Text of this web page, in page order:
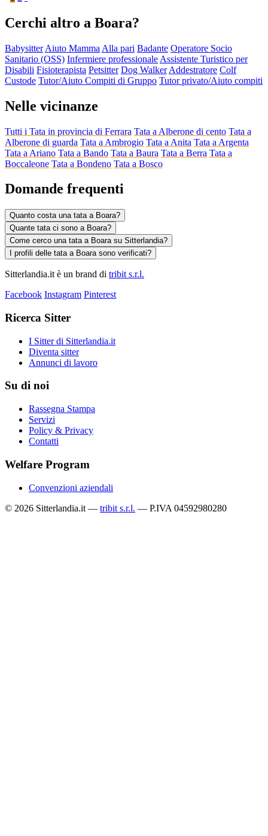
Cerchi altro a Boara?
Babysitter Aiuto Mamma Alla pari Badante Operatore Socio
Sanitario (OSS) Infermiere professionale Assistente Turistico per
Disabili Fisioterapista Petsitter Dog Walker Addestratore Colf
Custode Tutor/Aiuto Compiti di Gruppo Tutor privato/Aiuto compiti
Nelle vicinanze
Tutti i Tata in provincia di Ferrara Tata a Alberone di cento Tata a
Alberone di guarda Tata a Ambrogio Tata a Anita Tata a Argenta
Tata a Ariano Tata a Bando Tata a Baura Tata a Berra Tata a
Boccaleone Tata a Bondeno Tata a Bosco
Domande frequenti
Quanto costa una tata a Boara?
Quante tata ci sono a Boara?
Come cerco una tata a Boara su Sitterlandia?
I profili delle tata a Boara sono verificati?
Sitterlandia.it è un brand di tribit s.r.l.
Facebook Instagram Pinterest
Ricerca Sitter
I Sitter di Sitterlandia.it
Diventa sitter
Annunci di lavoro
Su di noi
Rassegna Stampa
Servizi
Policy & Privacy
Contatti
Welfare Program
Convenzioni aziendali
© 2026 Sitterlandia.it — tribit s.r.l. — P.IVA 04592980280